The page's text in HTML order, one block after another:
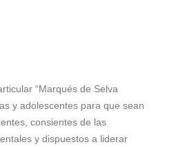
“Marqués de Selva
y adolescentes para que sean
consientes de las
y dispuestos a liderar